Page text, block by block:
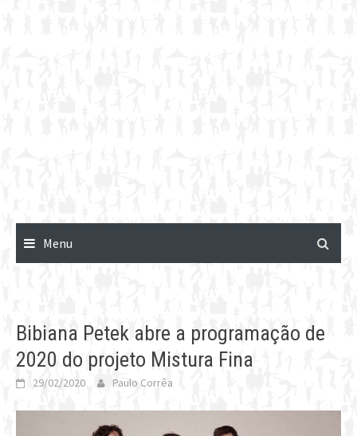
Menu
Bibiana Petek abre a programação de
2020 do projeto Mistura Fina
29/02/2020 Paulo Corrêa